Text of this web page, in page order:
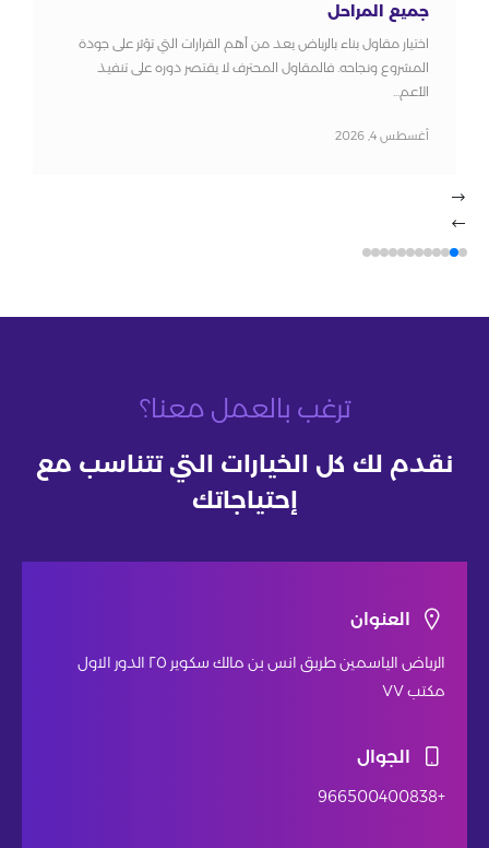
جميع المراحل
اختيار مقاول بناء بالرياض يعد من أهم القرارات التي تؤثر على جودة
المشروع ونجاحه. فالمقاول المحترف لا يقتصر دوره على تنفيذ
الأعم...
أغسطس 4, 2026
ترغب بالعمل معنا؟
نقدم لك كل الخيارات التي تتناسب مع
إحتياجاتك
العنوان
الرياض الياسمين طريق انس بن مالك سكوير ٢٥ الدور الاول
مكتب ٧٧
الجوال
+966500400838